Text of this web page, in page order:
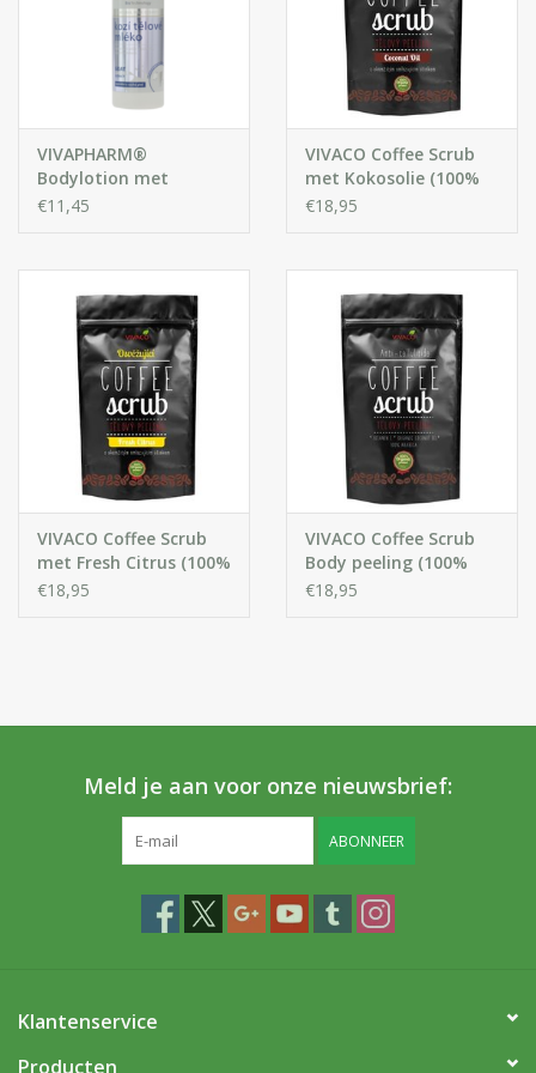
VIVAPHARM®
Bodylotion met
Geitenmelk
€11,45
VIVACO Coffee Scrub
met Kokosolie (100%
organisch)
€18,95
VIVACO Coffee Scrub
met Fresh Citrus (100%
organisch)
€18,95
VIVACO Coffee Scrub
Body peeling (100%
organisch)
€18,95
Meld je aan voor onze nieuwsbrief:
ABONNEER
Klantenservice
Producten